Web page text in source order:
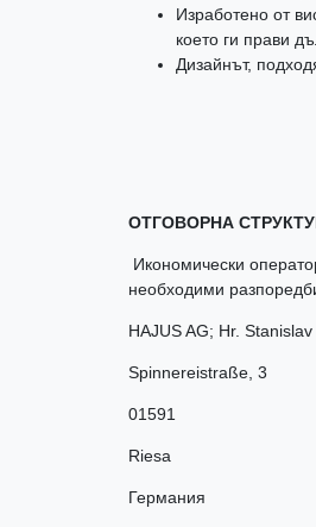
Изработено от
което ги прави
Дизайнът,
ОТГОВОРНА
Икономически
необходими
HAJUS AG; Hr.
Spinnereistraße 3
01591
Riesa
Германия